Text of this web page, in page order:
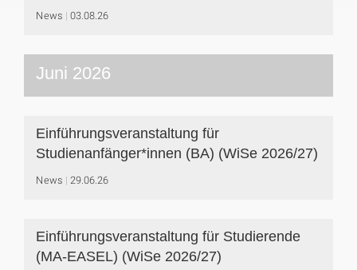
News 03.08.26
Juni 2026
Einführungsveranstaltung für
Studienanfänger*innen (BA) (WiSe 2026/27)
News 29.06.26
Einführungsveranstaltung für Studierende
(MA-EASEL) (WiSe 2026/27)